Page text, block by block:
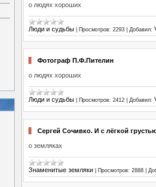
о людях хороших
Люди и судьбы Просмотров: 2293 Добавил:
Фотограф П.Ф.Пителин
о людях хороших
Люди и судьбы Просмотров: 2412 Добавил:
Сергей Сочивко. И с лёгкой
о земляках
Знаменитые земляки Просмотров: 2888